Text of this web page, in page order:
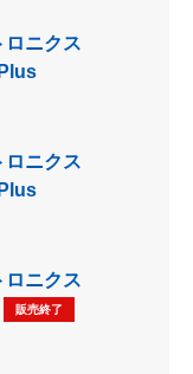
ロニクス
ロニクス
ロニクス
販売終了